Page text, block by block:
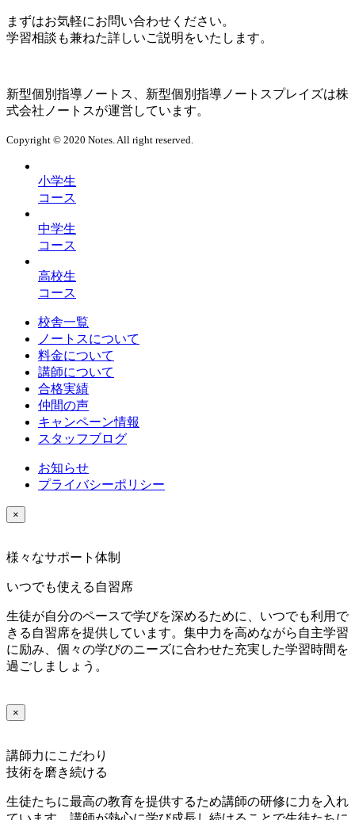
まずはお気軽にお問い合わせください。
学習相談も兼ねた詳しいご説明をいたします。
新型個別指導ノートス、新型個別指導ノートスプレイズは株
式会社ノートスが運営しています。
Copyright © 2020 Notes. All right reserved.
小学生
コース
中学生
コース
高校生
コース
校舎一覧
ノートスについて
料金について
講師について
合格実績
仲間の声
キャンペーン情報
スタッフブログ
お知らせ
プライバシーポリシー
×
様々なサポート体制
いつでも使える自習席
生徒が自分のペースで学びを深めるために、いつでも利用で
きる自習席を提供しています。集中力を高めながら自主学習
に励み、個々の学びのニーズに合わせた充実した学習時間を
過ごしましょう。
×
講師力にこだわり
技術を磨き続ける
生徒たちに最高の教育を提供するため講師の研修に力を入れ